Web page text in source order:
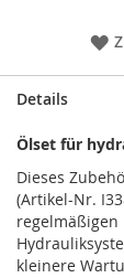
Details
Ölset für
Dieses
(Artikel-Nr.
regelmäßigen
kleinere